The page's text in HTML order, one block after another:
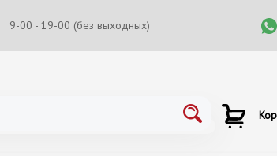
9-00 - 19-00 (без выходных)